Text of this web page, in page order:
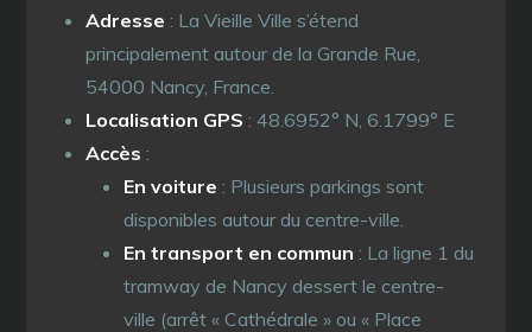
Adresse : La Vieille Ville s’étend
principalement autour de la Grande Rue,
54000 Nancy, France.
Localisation GPS : 48.6952° N, 6.1799° E
Accès :
En voiture : Plusieurs parkings sont
disponibles autour du centre-ville.
En transport en commun : La ligne 1 du
tramway de Nancy dessert le centre-
ville (arrêt « Cathédrale » ou « Place